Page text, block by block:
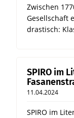
Zwischen
Gesellschaft
drastisch:
SPIRO im
11.04.2024
SPIRO im